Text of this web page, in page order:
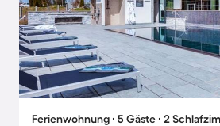
Ferienwohnung ∙ 5 Gäste ∙ 2